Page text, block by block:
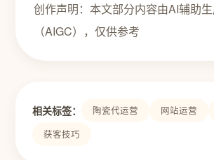
创作声明：本文部分内容由AI辅助
（AIGC），仅供参考
相关标签： 陶瓷代运营 网站运营
获客技巧